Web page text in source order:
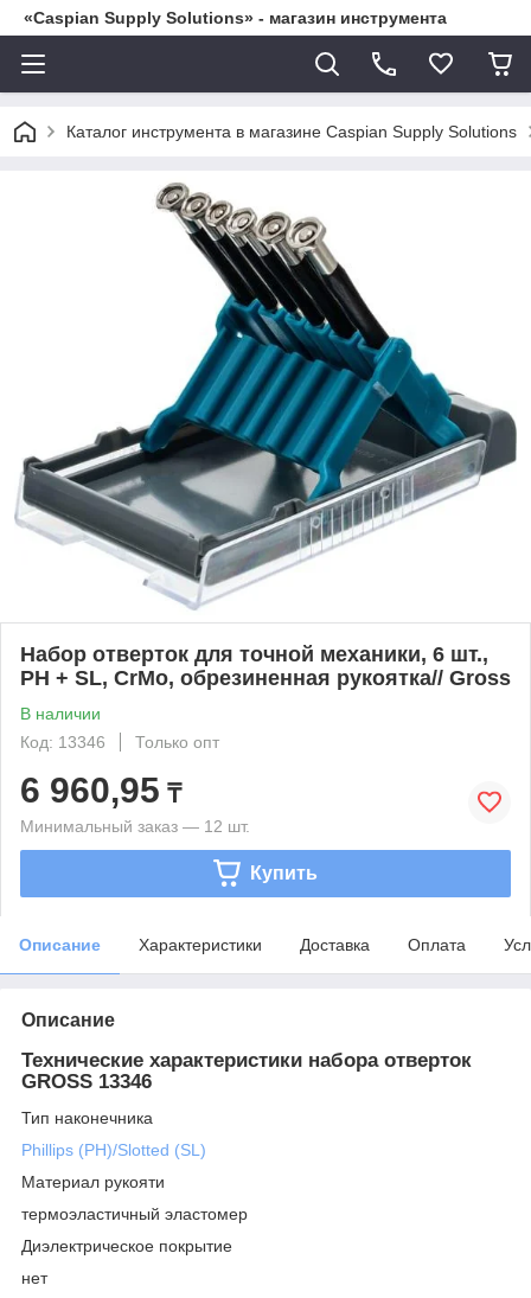
«Caspian Supply Solutions» - магазин инструмента
Каталог инструмента в магазине Caspian Supply Solutions
Набор отверток для точной механики, 6 шт.,
PH + SL, CrMo, обрезиненная рукоятка// Gross
В наличии
Код: 13346
Только опт
6 960,95 ₸
Минимальный заказ — 12 шт.
Купить
Описание Характеристики Доставка Оплата
Описание
Технические характеристики набора отверток
GROSS 13346
Тип наконечника
Phillips (PH)/Slotted (SL)
Материал рукояти
термоэластичный эластомер
Диэлектрическое покрытие
нет